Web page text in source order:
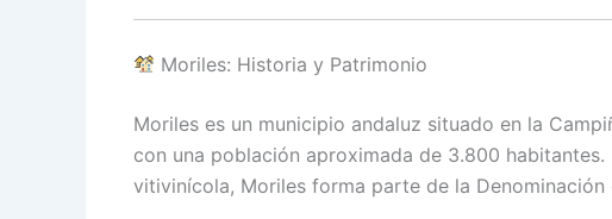
Moriles: Historia y Patrimonio
Moriles es un municipio andaluz situado en la
con una población aproximada de 3.800 habitantes.
vitivinícola, Moriles forma parte de la